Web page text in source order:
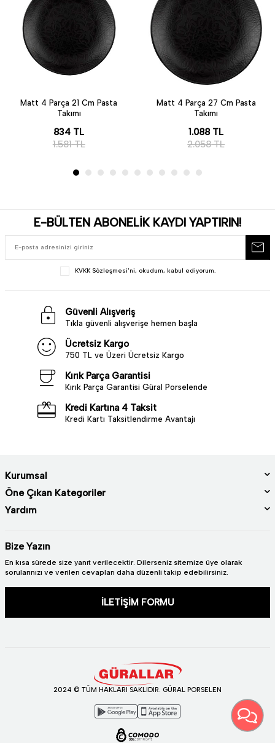
Matt 4 Parça 21 Cm Pasta
Takımı
834 TL
1.581TL
Matt 4 Parça 27 Cm Pasta
Takımı
1.088TL
2.058TL
E-BÜLTEN ABONELİK KAYDI YAPTIRIN!
KVKK Sözleşmesi'ni, okudum, kabul ediyorum.
Güvenli Alışveriş
Tıkla güvenli alışverişe hemen başla
Ücretsiz Kargo
750 TL ve Üzeri Ücretsiz Kargo
Kırık Parça Garantisi
Kırık Parça Garantisi Güral Porselende
Kredi Kartına 4 Taksit
Kredi Kartı Taksitlendirme Avantajı
Kurumsal
Öne Çıkan Kategoriler
Yardım
Bize Yazın
En kısa sürede size yanıt verilecektir. Dilerseniz sitemize üye olarak
sorularınızı ve verilen cevapları daha düzenli takip edebilirsiniz.
İLETİŞİM FORMU
2024 © TÜM HAKLARI SAKLIDIR. GÜRAL PORSELEN